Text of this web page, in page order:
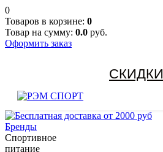
0
Товаров в корзине: 0
Товар на сумму: 0.0 руб.
Оформить заказ
СКИДКИ
Бренды
Спортивное
питание